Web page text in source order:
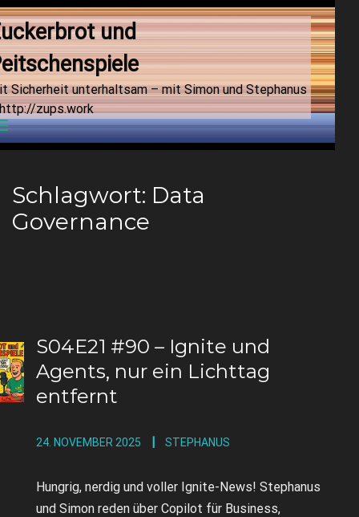
und
Sicherheit unterhaltsam – mit Simon und Stephanus
zups.work
Schlagwort: Data
Governance
S04E21 #90 – Ignite und
Agents, nur ein Lichttag
entfernt
24. NOVEMBER 2025 STEPHANUS
Hungrig, nerdig und voller Ignite-News! Stephanus
und Simon reden über Copilot für Business,